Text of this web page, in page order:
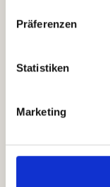
Präferenzen
Statistiken
Marketing